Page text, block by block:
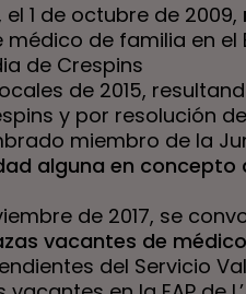
1 de octubre de 2009,
de familia en el
de Crespins
de 2015,
y por resolución
miembro de la
alguna en concepto
de 2017, se
vacantes de
del Servicio